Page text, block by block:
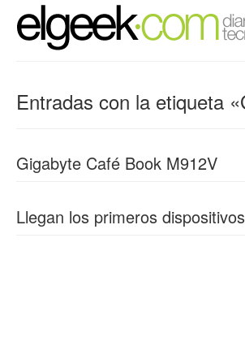
Entradas con la etiqueta
Gigabyte Café Book M912V
Llegan los primeros